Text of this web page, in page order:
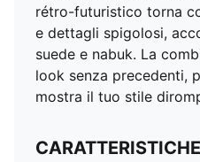
rétro-futuristico torna
e dettagli spigolosi,
suede e nabuk. La
look senza precedenti,
mostra il tuo stile